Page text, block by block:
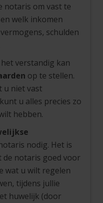
notaris om vast te
welk inkomen
schulden
verstandig kan
op te stellen.
u niet vast
u alles precies zo
hebben.
nodig. Het is
notaris goed voor
wat u wilt regelen
tijdens jullie
huwelijk (door